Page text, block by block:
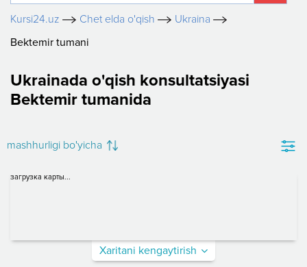
Kursi24.uz Chet elda o'qish
Ukraina
Bektemir tumani
Ukrainada o'qish konsultatsiyasi
Bektemir tumanida
mashhurligi bo'yicha
загрузка карты...
Xaritani kengaytirish